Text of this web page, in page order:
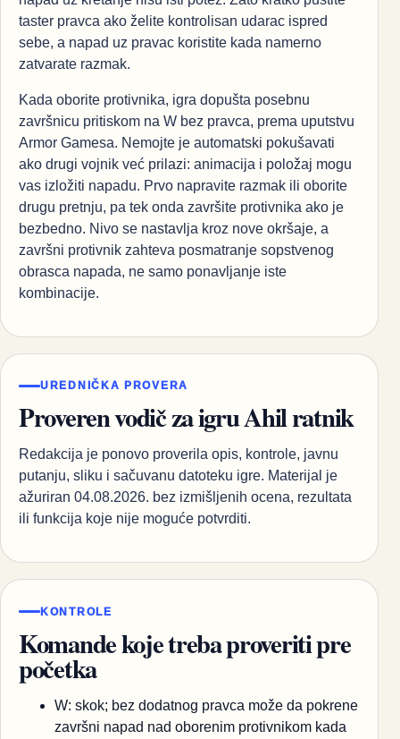
taster pravca ako želite kontrolisan udarac ispred
sebe, a napad uz pravac koristite kada namerno
zatvarate razmak.
Kada oborite protivnika, igra dopušta posebnu
završnicu pritiskom na W bez pravca, prema uputstvu
Armor Gamesa. Nemojte je automatski pokušavati
ako drugi vojnik već prilazi: animacija i položaj mogu
vas izložiti napadu. Prvo napravite razmak ili oborite
drugu pretnju, pa tek onda završite protivnika ako je
bezbedno. Nivo se nastavlja kroz nove okršaje, a
završni protivnik zahteva posmatranje sopstvenog
obrasca napada, ne samo ponavljanje iste
kombinacije.
UREDNIČKA PROVERA
Proveren vodič za igru Ahil ratnik
Redakcija je ponovo proverila opis, kontrole, javnu
putanju, sliku i sačuvanu datoteku igre. Materijal je
ažuriran 04.08.2026. bez izmišljenih ocena, rezultata
ili funkcija koje nije moguće potvrditi.
KONTROLE
Komande koje treba proveriti pre
početka
W: skok; bez dodatnog pravca može da pokrene
završni napad nad oborenim protivnikom kada